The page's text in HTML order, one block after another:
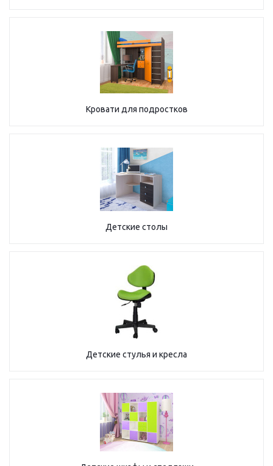
Кровати для подростков
Детские столы
Детские стулья и кресла